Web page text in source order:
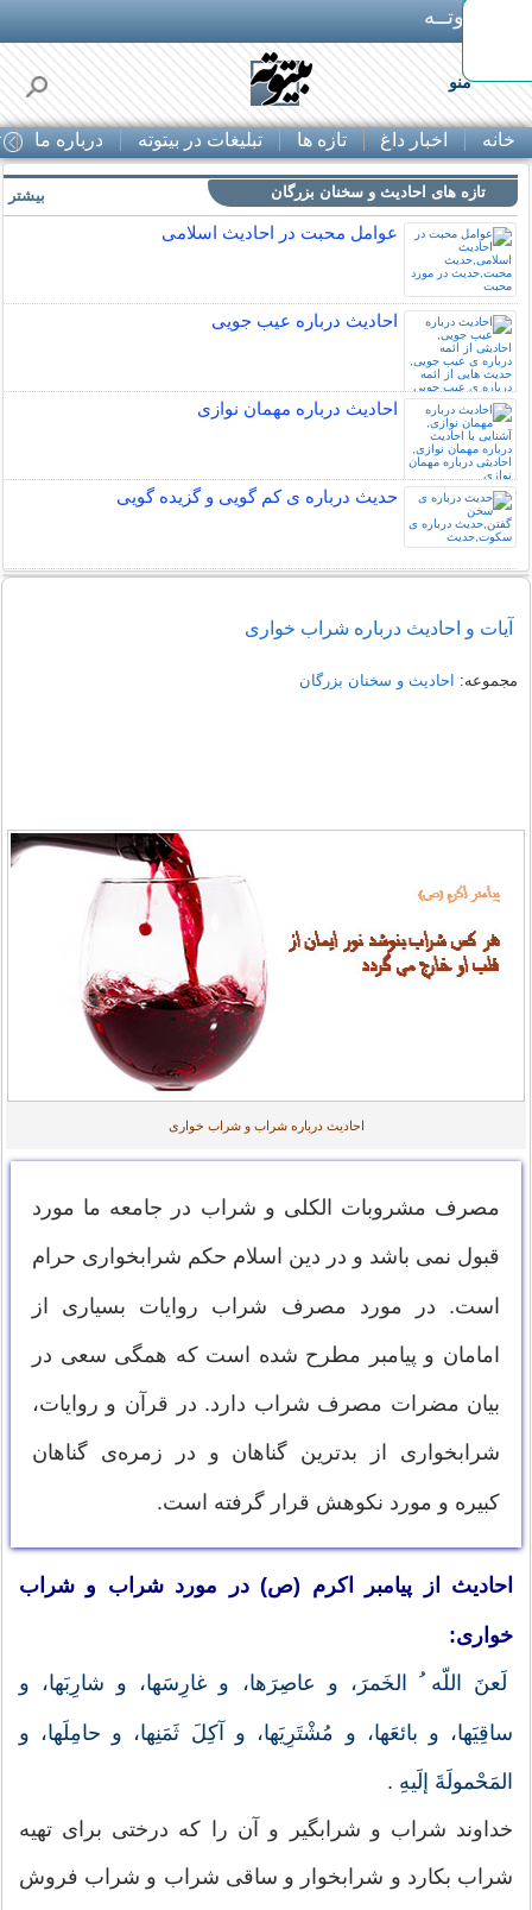
بـیتوتــه
منو
خانه اخبار داغ تازه ها تبلیغات در بیتوته درباره ما
تازه های احادیث و سخنان بزرگان
عوامل محبت در احادیث اسلامى
احادیث درباره عیب جویی
احادیث درباره مهمان نوازی
حدیث درباره ی کم گویی و گزیده گویی
بیشتر
آیات و احادیث درباره شراب خواری
مجموعه: احادیث و سخنان بزرگان
احادیث درباره شراب و شراب خواری
مصرف مشروبات الکلی و شراب در جامعه ما مورد
قبول نمی باشد و در دین اسلام حکم شرابخواری حرام
است. در مورد مصرف شراب روایات بسیاری از
امامان و پیامبر مطرح شده است که همگی سعی در
بیان مضرات مصرف شراب دارد. در قرآن و روایات،
شرابخواری از بدترین گناهان و در زمره‌ی گناهان
کبیره و مورد نکوهش قرار گرفته است.
احادیث از پيامبر اکرم (ص) در مورد شراب و شراب
خواری:
لَعنَ اللّه ُ الخَمرَ، و عاصِرَها، و غارِسَها، و شارِبَها، و
ساقِيَها، و بائعَها، و مُشْتَرِيَها، و آكِلَ ثَمَنِها، و حامِلَها، و
المَحْمولَةَ إلَيهِ .
خداوند شراب و شرابگير و آن را كه درختى براى تهيه
شراب بكارد و شرابخوار و ساقى شراب و شراب فروش